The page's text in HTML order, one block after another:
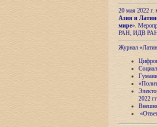
20 мая 2022
Азия и
мире».
РАН, ИДВ
Журнал
2022